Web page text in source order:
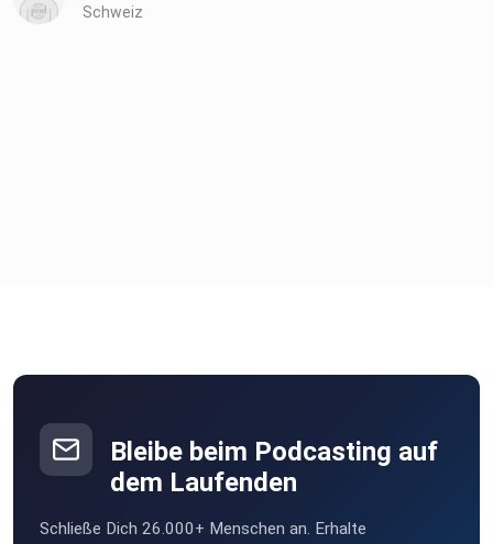
Facebook:
⁠⁠⁠https://www.facebook.com/antonellapatiticciofficial⁠
Schweiz
Bleibe beim Podcasting auf
dem Laufenden
Schließe Dich 26.000+ Menschen an. Erhalte